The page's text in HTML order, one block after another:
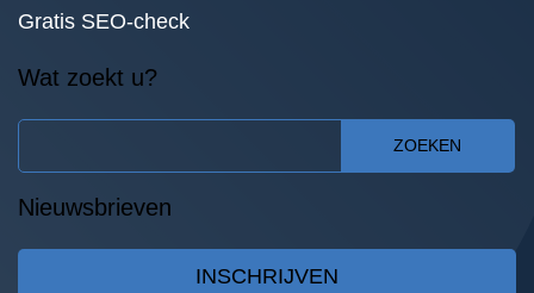
Gratis SEO-check
Wat zoekt u?
ZOEKEN
Nieuwsbrieven
INSCHRIJVEN